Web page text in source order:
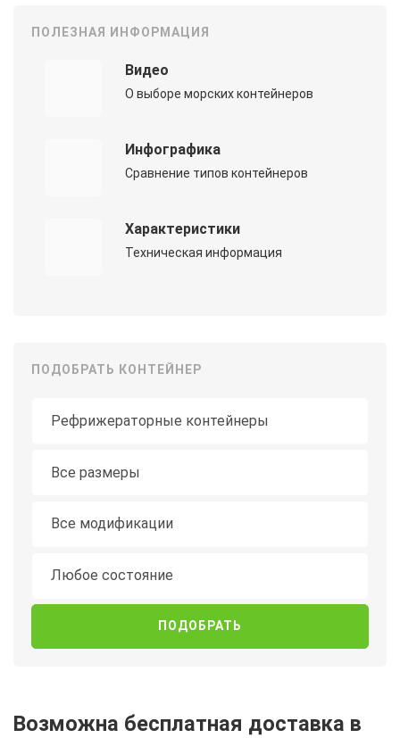
ПОЛЕЗНАЯ ИНФОРМАЦИЯ
Видео
О выборе морских контейнеров
Инфографика
Сравнение типов контейнеров
Характеристики
Техническая информация
ПОДОБРАТЬ КОНТЕЙНЕР
Все размеры
Все модификации
Любое состояние
Возможна бесплатная доставка в